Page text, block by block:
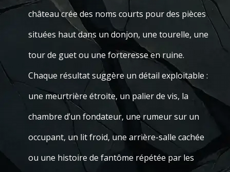
château crée des noms courts pour des pièces
situées haut dans un donjon, une tourelle, une
tour de guet ou une forteresse en ruine.
Chaque résultat suggère un détail exploitable :
une meurtrière étroite, un palier de vis, la
chambre d’un fondateur, une rumeur sur un
occupant, un lit froid, une arrière-salle cachée
ou une histoire de fantôme répétée par les